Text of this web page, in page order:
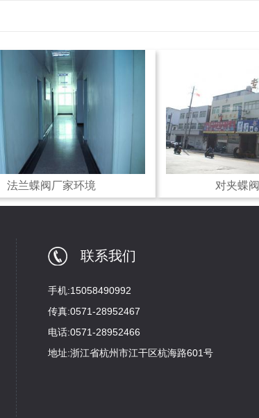
法兰蝶阀厂家环境 对夹蝶
联系我们
手机:15058490992
传真:0571-28952467
电话:0571-28952466
地址:浙江省杭州市江干区杭海路601号